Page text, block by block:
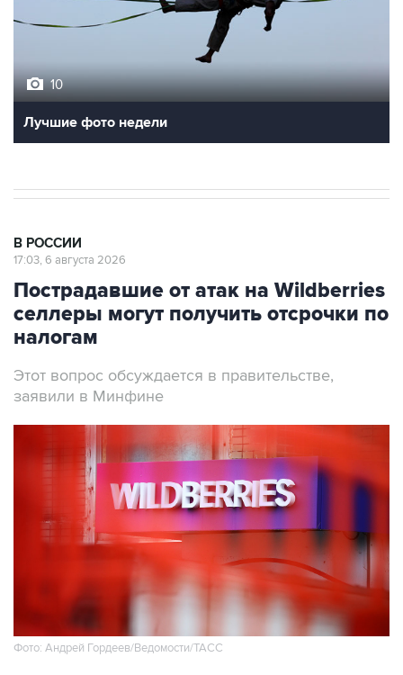
Лучшие фото недели
Пострадавшие от атак на Wildberries
селлеры могут получить отсрочки по
налогам
Этот вопрос обсуждается в правительстве,
Фото: Андрей Гордеев/Ведомости/ТАСС
Москва. 6 августа. INTERFAX.RU - Налоговые